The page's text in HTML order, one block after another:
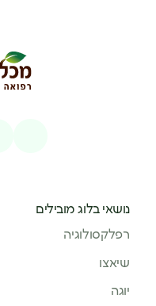
נושאי בלוג מובילים
רפלקסולוגיה
שיאצו
יוגה